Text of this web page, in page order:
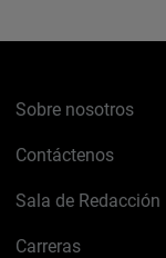
Sobre nosotros
Contáctenos
Sala de Redacción
Carreras